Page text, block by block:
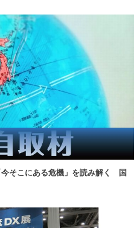
今そこにある危機」を読み解く 国